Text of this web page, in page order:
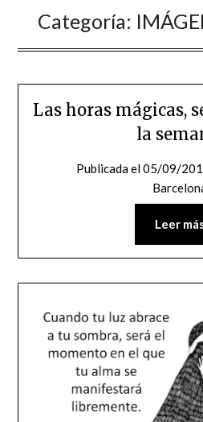
Categoría:
Las horas mágicas,
la
Publicada el05/09/
Leer